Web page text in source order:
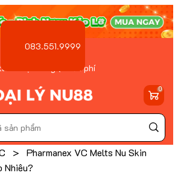
Đặt hàng ( Miễn phí
083.551.9999
0
>
Pharmanex VC Melts Nu Skin
Nhiêu?